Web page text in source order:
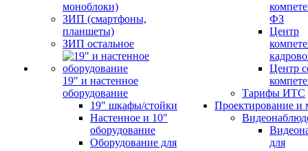
моноблоки)
ЗИП (смартфоны,
планшеты)
ЗИП остальное
19" и настенное
оборудование
19" шкафы/стойки
Настенное и 10"
оборудование
Оборудование для
ФЗ
Центр
Центр
Тарифы ИТС
Проектирование и
для